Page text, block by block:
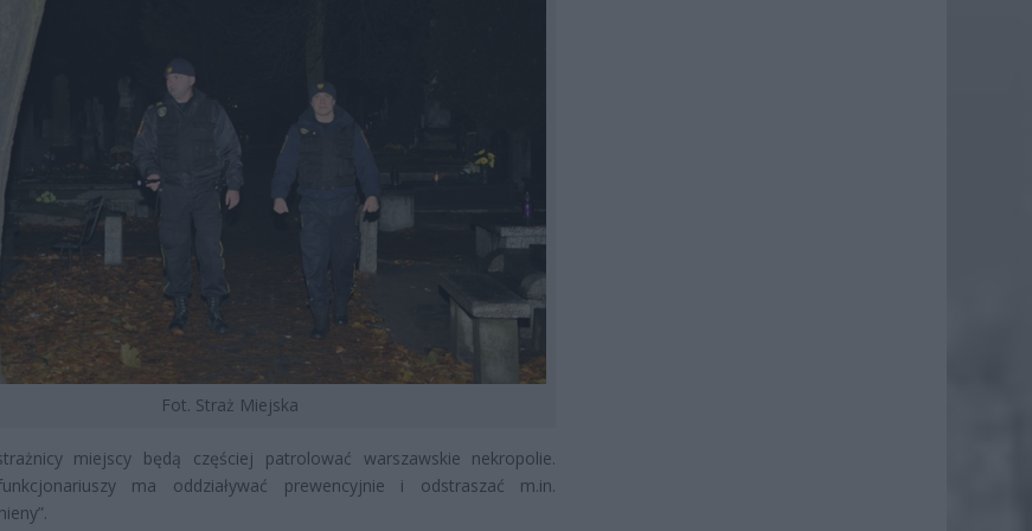
Fot. Straż Miejska
miejscy będą częściej patrolować warszawskie nekropolie.
ma oddziaływać prewencyjnie i odstraszać m.in.